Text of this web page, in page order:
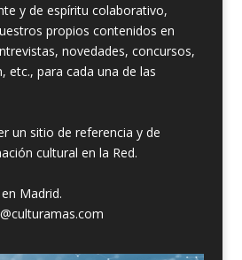
y de espíritu colaborativo,
propios contenidos en
novedades, concursos,
etc., para cada una de las
un sitio de referencia y de
cultural en la Red.
Madrid.